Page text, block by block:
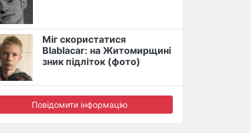
Міг скористатися
Blablacar: на Житомирщині
зник підліток (фото)
Повідомити інформацію